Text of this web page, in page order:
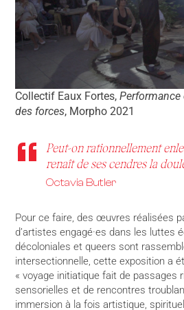
Collectif Eaux Fortes,
des forces, Morpho 2021
Peut-on rationnellement
renaît de ses cendres la
Octavia Butler
Pour ce faire, des œuvres réalisées
d’artistes engagé·es dans les luttes
décoloniales et queers sont
intersectionnelle, cette exposition a
« voyage initiatique fait de passages
sensorielles et de rencontres
immersion à la fois artistique,